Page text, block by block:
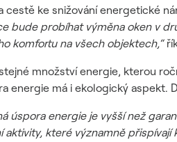
cestě ke snižování energetické
bude probíhat výměna oken v
komfortu na všech objektech,“
množství energie, kterou
energie má i ekologický
úspora energie je vyšší než
které významně přispívají